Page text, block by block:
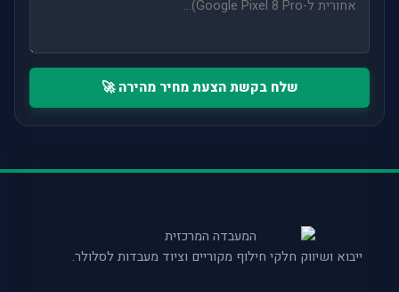
שלח בקשת הצעת מחיר מהירה 🚀
ייבוא ושיווק חלקי חילוף מקוריים וציוד מעבדות לסלולר.